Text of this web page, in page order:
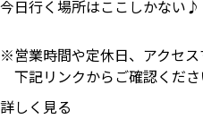
今日行く場所はここしかない♪
営業時間や定休日、アクセ
下記リンクからご確認くださ
詳しく見る